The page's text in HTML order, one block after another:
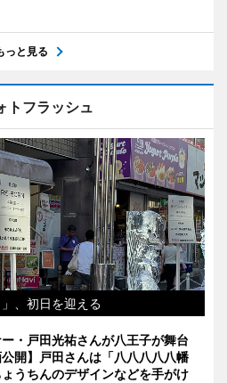
っと見る
トフラッシュ
、初日を迎える
ー・戸田光祐さんが八王子が舞台
開】戸田さんは「八八八八八幡
ょうちんのデザインなどを手がけ